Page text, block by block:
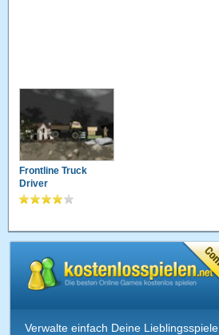
Frontline Truck
Driver
Verwalte einfach Deine Lieblingsspiele,